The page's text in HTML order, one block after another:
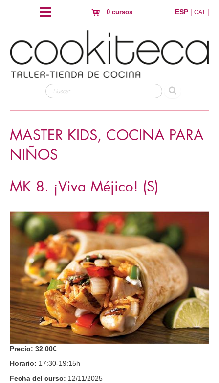
0 cursos ESP | CAT |
MASTER KIDS, COCINA PARA
NIÑOS
MK 8. ¡Viva Méjico! (S)
Precio: 32.00€
Horario: 17:30-19:15h
Fecha del curso: 12/11/2025